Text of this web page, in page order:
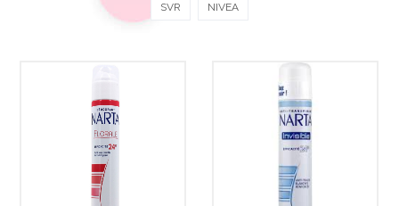
SVR NIVEA